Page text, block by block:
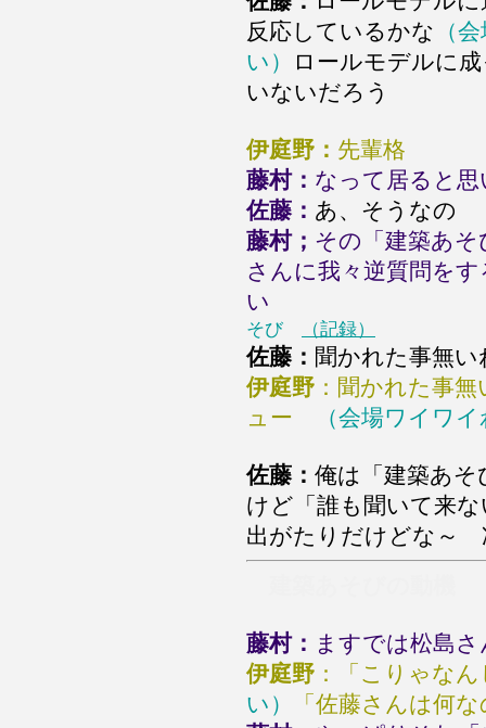
反応しているかな （
い）
ロールモデルに
いないだろう
伊庭野： 先輩格
藤村： なって居ると
佐藤： あ、そうなの
藤村； その「建築あ
さんに我々逆質問を
い
そび （記録）
佐藤： 聞かれた事無い
伊庭野 ：聞かれた事
ュー
（会場ワイワ
佐藤： 俺は「建築あ
けど「誰も聞いて来
出がたりだけどな～
藤村： ますでは松島
伊庭野 ：「こりゃな
い）
「佐藤さんは何